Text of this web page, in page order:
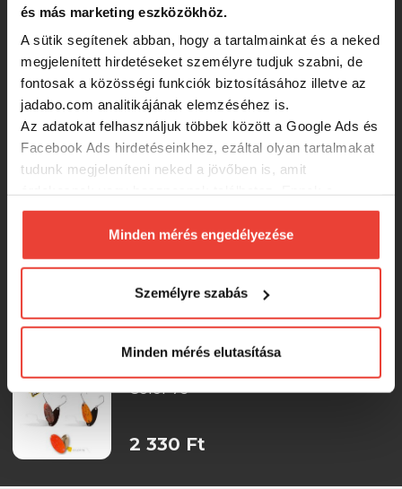
és más marketing eszközökhöz.
A sütik segítenek abban, hogy a tartalmainkat és a neked
megjelenített hirdetéseket személyre tudjuk szabni, de
fontosak a közösségi funkciók biztosításához illetve az
jadabo.com analitikájának elemzéséhez is.
Az adatokat felhasználjuk többek között a Google Ads és
Facebook Ads hirdetéseinkhez, ezáltal olyan tartalmakat
tudunk megjeleníteni neked a jövőben is, amit
biztosításához arra kérünk, hogy engedd meg
számunkra minden mérés használatát.
Természetesensoha semmilyen formában nem fogunk
megváltoztathatod a döntésed ezzel kapcsolatban.
Előre is köszönjük!
Minden mérés engedélyezése
Személyre szabás
Minden mérés elutasítása
Bb5 Olive támolygó villantó
2 300 Ft
Herakles Area Spoon Kasumi 2.8g
Color 82 támolygó villantó
2 330 Ft
Herakles Area Spoon Kasumi 2.8g
Color Ln89 támolygó villantó
2 330 Ft
Color 76
2 330 Ft